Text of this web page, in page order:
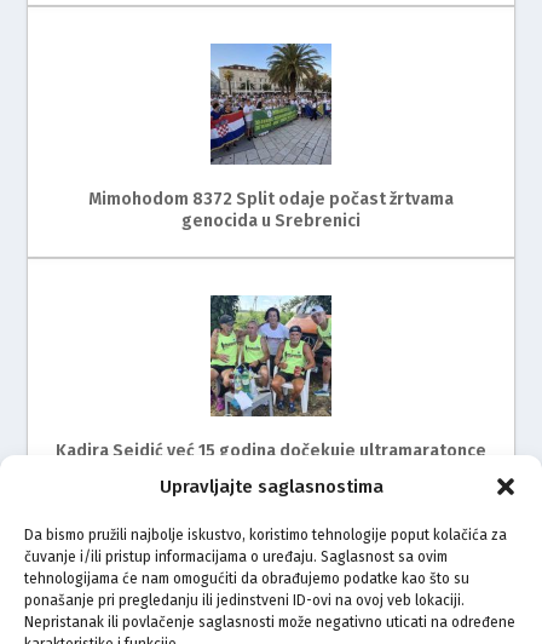
Upravljajte saglasnostima
Da bismo pružili najbolje iskustvo, koristimo tehnologije poput kolačića za
čuvanje i/ili pristup informacijama o uređaju. Saglasnost sa ovim
tehnologijama će nam omogućiti da obrađujemo podatke kao što su
ponašanje pri pregledanju ili jedinstveni ID-ovi na ovoj veb lokaciji.
Nepristanak ili povlačenje saglasnosti može negativno uticati na određene
Mimohodom 8372 Split odaje počast žrtvama
genocida u Srebrenici
Kadira Sejdić već 15 godina dočekuje ultramaratonce